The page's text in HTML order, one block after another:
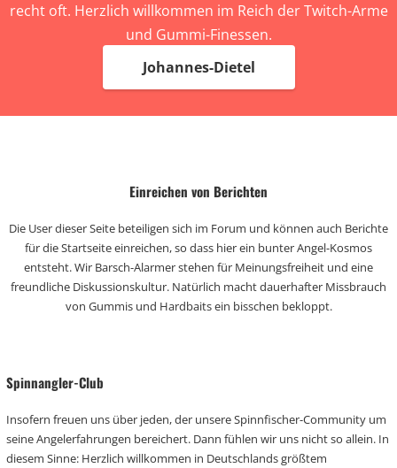
recht oft. Herzlich willkommen im Reich der Twitch-Arme
und Gummi-Finessen.
Johannes-Dietel
Einreichen von Berichten
Die User dieser Seite beteiligen sich im Forum und können auch Berichte
für die Startseite einreichen, so dass hier ein bunter Angel-Kosmos
entsteht. Wir Barsch-Alarmer stehen für Meinungsfreiheit und eine
freundliche Diskussionskultur. Natürlich macht dauerhafter Missbrauch
von Gummis und Hardbaits ein bisschen bekloppt.
Spinnangler-Club
Insofern freuen uns über jeden, der unsere Spinnfischer-Community um
seine Angelerfahrungen bereichert. Dann fühlen wir uns nicht so allein. In
diesem Sinne: Herzlich willkommen in Deutschlands größtem